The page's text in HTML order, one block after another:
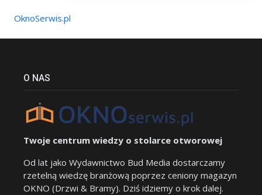
OknoSerwis.pl
O NAS
Twoje centrum wiedzy o stolarce otworowej
Od lat jako Wydawnictwo Bud Media dostarczamy
rzetelną wiedzę branżową poprzez ceniony magazyn
OKNO (Drzwi & Bramy). Dziś idziemy o krok dalej.